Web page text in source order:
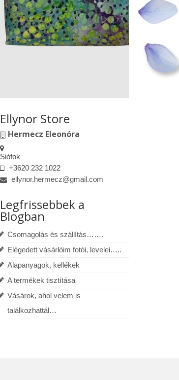
A termékek tisztítása
2020.01.13.
Alapanyagok: Tilda pamutvászon,
designer pamutvászon, lenvászon,
Kedves
Ellynor Store
Hermecz Eleonóra
Siófok
+3620 232 1022
ellynor.hermecz@gmail.com
Legfrissebbek a
Blogban
Csomagolás és szállítás…….
Elégedett vásárlóim fotói, levelei…..
Alapanyagok, kellékek
A termékek tisztítása
Vásárok, ahol velem is
találkozhattál…